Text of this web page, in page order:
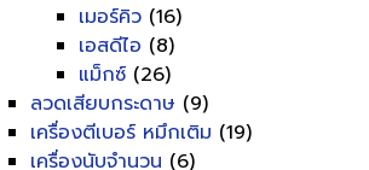
เมอร์คิว (16)
เอสดีไอ (8)
แม็กซ์ (26)
ลวดเสียบกระดาษ (9)
เครื่องตีเบอร์ หมึกเติม (19)
เครื่องนับจำนวน (6)